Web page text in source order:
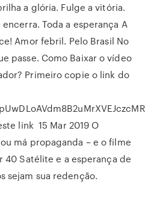
a glória. Fulge a vitória.
encerra. Toda a esperança A
Amor febril. Pelo Brasil No
passe. Como Baixar o vídeo
Primeiro copie o link do
link 15 Mar 2019 O
má propaganda – e o filme
Satélite e a esperança de
sejam sua redenção.